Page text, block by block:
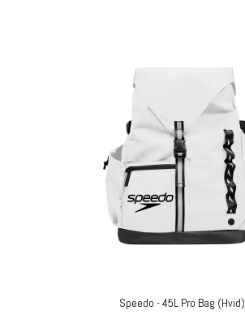
Speedo - 45L Pro Bag (Hvid)